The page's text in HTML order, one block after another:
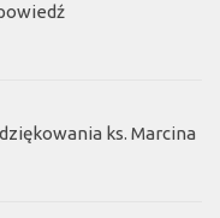
ks. Marcina